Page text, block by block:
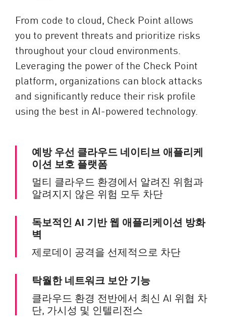
From code to cloud, Check Point allows
you to prevent threats and prioritize risks
throughout your cloud environments.
Leveraging the power of the Check Point
platform, organizations can block attacks
and significantly reduce their risk profile
using the best in AI-powered technology.
예방 우선 클라우드 네이티브 애플리케
이션 보호 플랫폼
멀티 클라우드 환경에서 알려진 위험과
알려지지 않은 위험 모두 차단
독보적인 AI 기반 웹 애플리케이션 방화
벽
제로데이 공격을 선제적으로 차단
탁월한 네트워크 보안 기능
클라우드 환경 전반에서 최신 AI 위협 차
단, 가시성 및 인텔리전스